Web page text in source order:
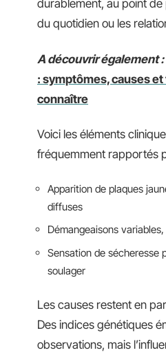
durablement, au point
du quotidien ou les
A découvrir également :
: symptômes, causes
connaître
Voici les éléments
fréquemment rapportés
Apparition de plaques
diffuses
Démangeaisons
Sensation de sécheresse
soulager
Les causes restent en
Des indices génétiques
observations, mais